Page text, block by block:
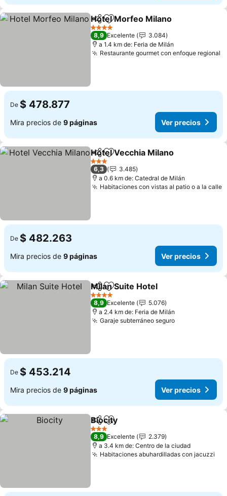
CompartirAgregar a favoritos
Hotel Morfeo Milano
4 Estrellas
8,9 Excelente
3.084
a 1.4 km de: Feria de Milán
Restaurante gourmet con enfoque regional
De $ 478.877
Mira precios de 9 páginas Ver precios
CompartirAgregar a favoritos
Hotel Vecchia Milano
3 Estrellas
6,3
3.485
a 0.6 km de: Catedral de Milán
Habitaciones con vistas al patio o a la calle
De $ 482.263
Mira precios de 9 páginas Ver precios
CompartirAgregar a favoritos
Milan Suite Hotel
4 Estrellas
8,9 Excelente
5.076
a 2.4 km de: Feria de Milán
Garaje subterráneo seguroVer precios
De $ 453.214
Mira precios de 9 páginas Ver precios
CompartirAgregar a favoritos
Biocity
3 Estrellas
8,9 Excelente
2.379
a 3.4 km de: Centro de la ciudad
Habitaciones abuhardilladas con jacuzzi